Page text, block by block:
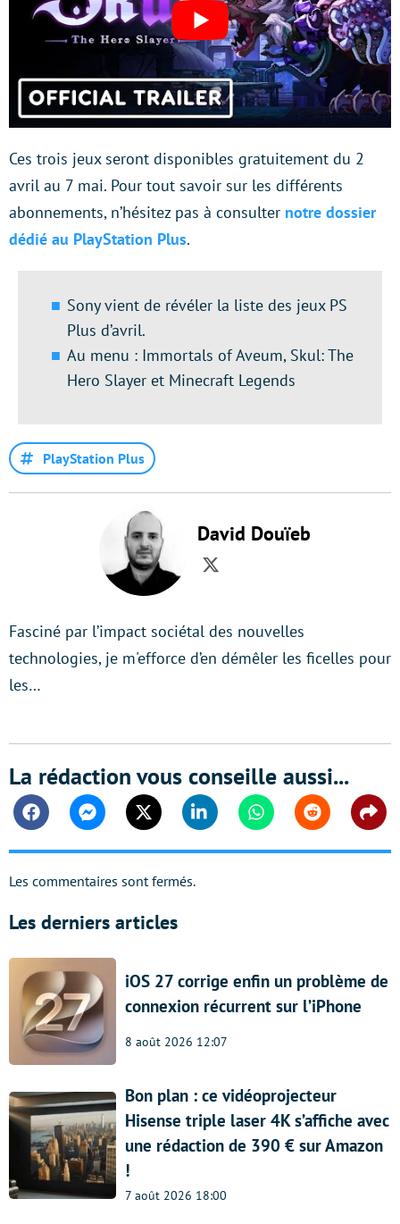
Ces trois jeux seront disponibles gratuitement du 2
avril au 7 mai. Pour tout savoir sur les différents
abonnements, n’hésitez pas à consulter notre dossier
dédié au PlayStation Plus.
Sony vient de révéler la liste des jeux PS
Plus d’avril.
Au menu : Immortals of Aveum, Skul: The
Hero Slayer et Minecraft Legends
PlayStation Plus
David Douïeb
Twitter
Fasciné par l’impact sociétal des nouvelles
technologies, je m'efforce d’en démêler les ficelles pour
les…
La rédaction vous conseille aussi...
FacebookMessengerTwitter Linkedin WhatsappReddit
Les commentaires sont fermés.
Les derniers articles
iOS 27 corrige enfin un problème de
connexion récurrent sur l’iPhone
8 août 2026 12:07
Bon plan : ce vidéoprojecteur
Hisense triple laser 4K s’affiche avec
une rédaction de 390 € sur Amazon
!
7 août 2026 18:00